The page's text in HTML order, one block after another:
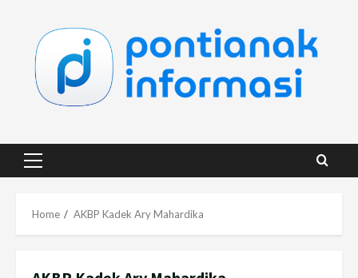
content
Primary
Home AKBP Kadek Ary Mahardika